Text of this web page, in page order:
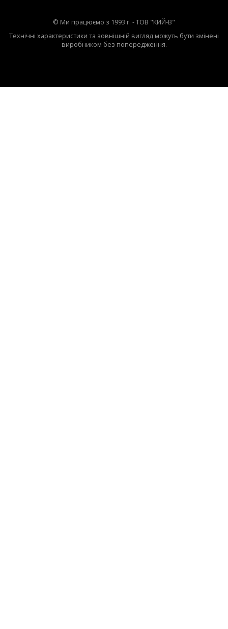
© Ми працюємо з 1993 г. - ТОВ "КИЙ-В"
Технічні характеристики та зовнішній вигляд можуть бути змінені
виробником без попередження.